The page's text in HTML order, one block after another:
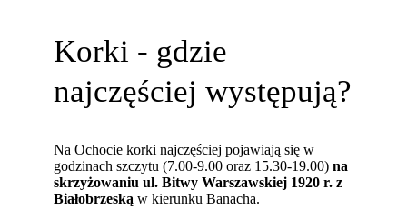
Korki - gdzie
najczęściej występują?
Na Ochocie korki najczęściej pojawiają się w
godzinach szczytu (7.00-9.00 oraz 15.30-19.00) na
skrzyżowaniu ul. Bitwy Warszawskiej 1920 r. z
Białobrzeską w kierunku Banacha.